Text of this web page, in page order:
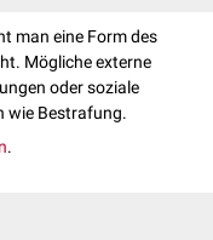
man eine Form des
Mögliche externe
oder soziale
wie Bestrafung.
.